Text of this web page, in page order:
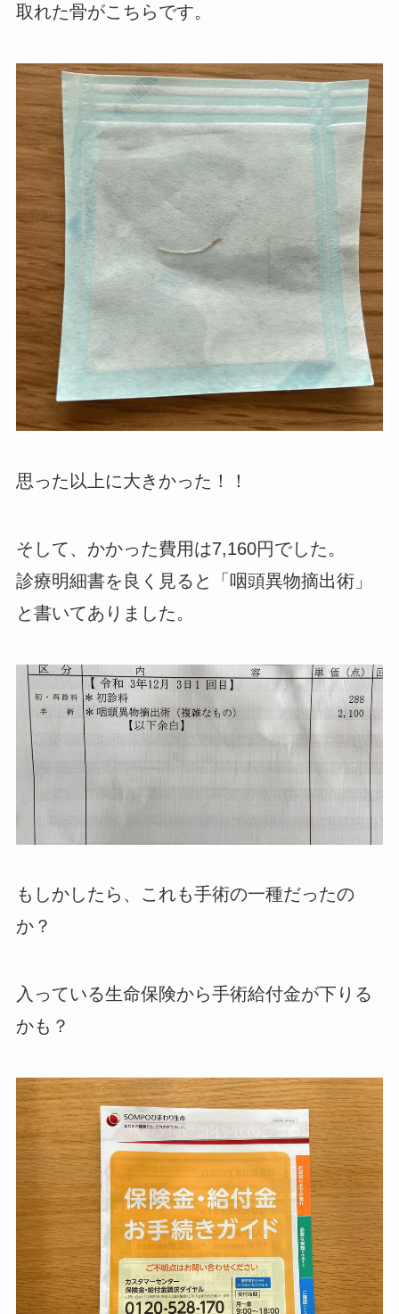
取れた骨がこちらです。
思った以上に大きかった！！
そして、かかった費用は7,160円でした。
診療明細書を良く見ると「咽頭異物摘出術」
と書いてありました。
もしかしたら、これも手術の一種だったの
か？
入っている生命保険から手術給付金が下りる
かも？